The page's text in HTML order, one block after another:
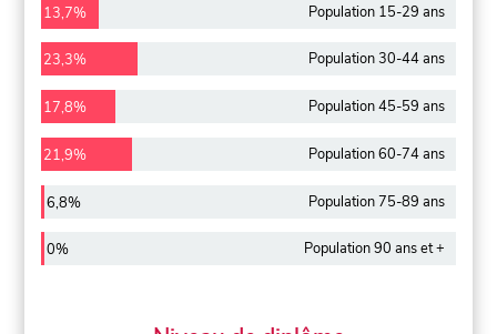
13,7% Population 15-29 ans
23,3% Population 30-44 ans
17,8% Population 45-59 ans
21,9% Population 60-74 ans
6,8% Population 75-89 ans
0% Population 90 ans et +